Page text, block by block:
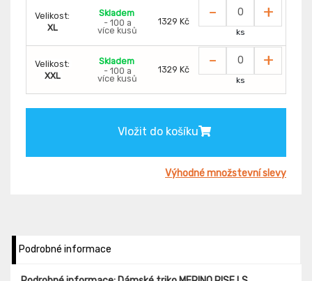
Velikost:
XL
Skladem
- 100 a
více kusů
1329 Kč - +
ks
Velikost:
XXL
Skladem
- 100 a
více kusů
1329 Kč - +
ks
Vložit do košíku
Výhodné množstevní slevy
Podrobné informace